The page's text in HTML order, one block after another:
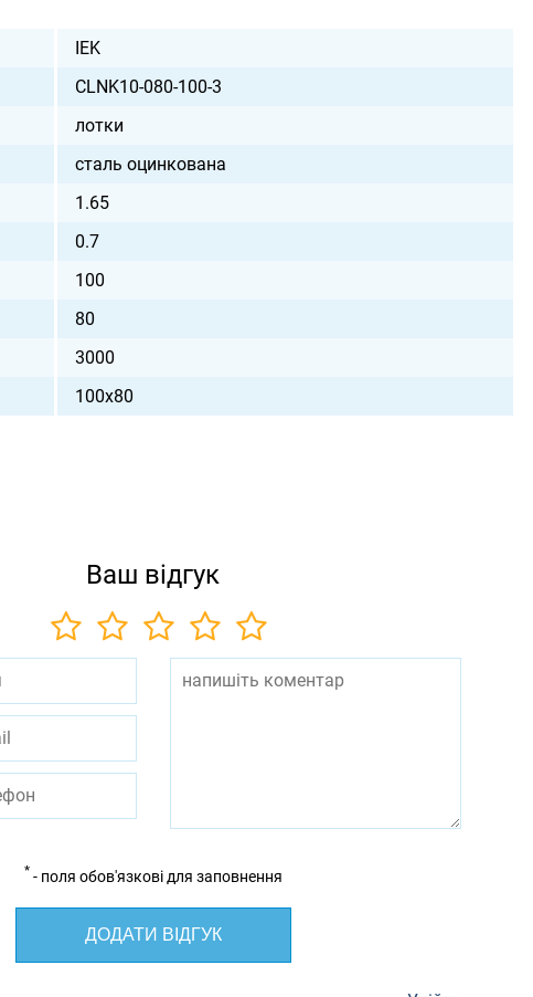
IEK
CLNK10-080-100-3
лотки
сталь оцинкована
1.65
0.7
100
80
3000
100х80
Ваш відгук
* - поля обов'язкові для заповнення
ДОДАТИ ВІДГУК